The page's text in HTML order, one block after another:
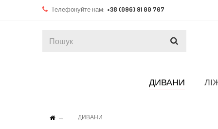
Телефонуйте нам: +38 (096) 91 00 707
ДИВАНИ
ДИВАНИ